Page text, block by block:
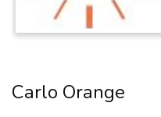
Carlo Orange